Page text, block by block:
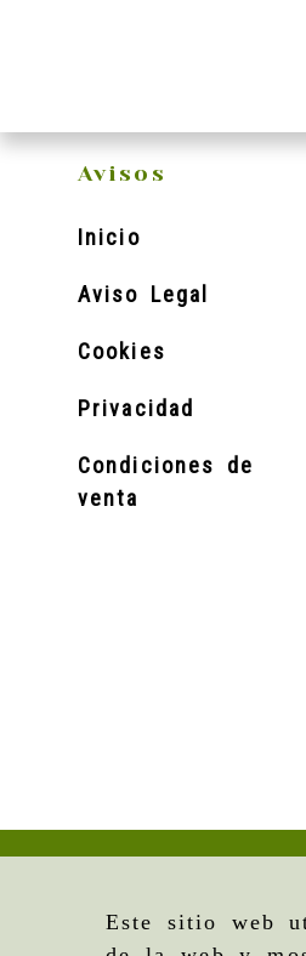
Este sitio web
Avisos
Inicio
Aviso Legal
Cookies
Privacidad
Condiciones de
venta